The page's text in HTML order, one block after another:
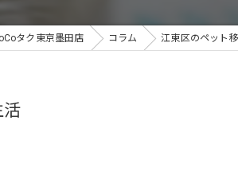
タク東京墨田店 コラム 江東区のペット
活